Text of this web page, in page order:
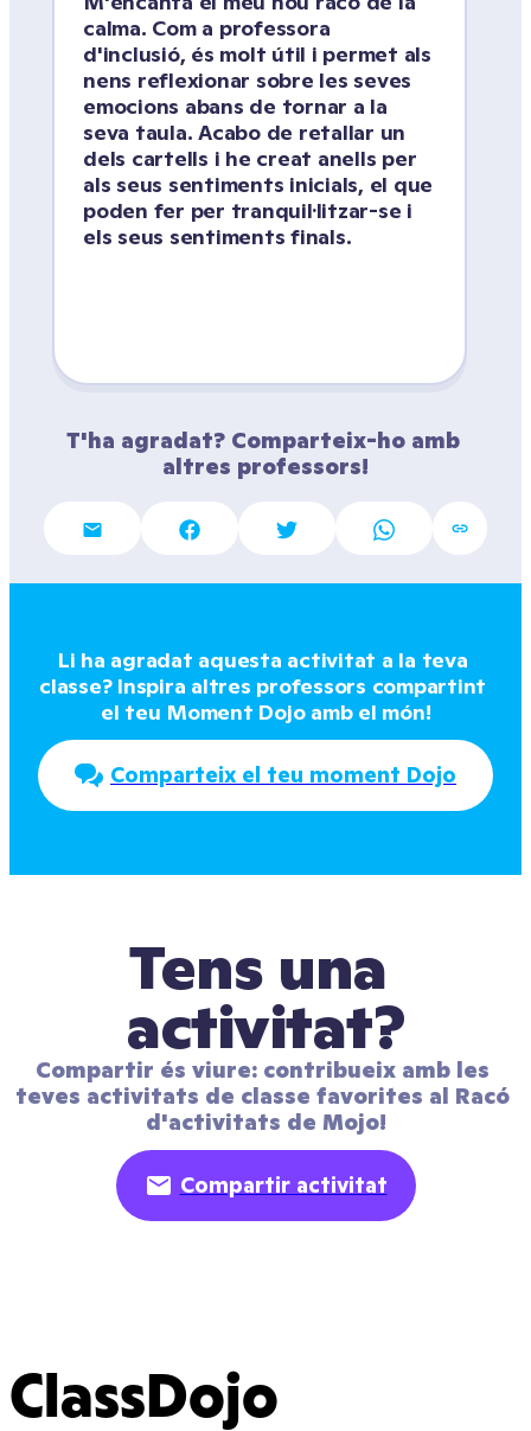
calma. Com a professora
d'inclusió, és molt útil i permet als
nens reflexionar sobre les seves
emocions abans de tornar a la
seva taula. Acabo de retallar un
dels cartells i he creat anells per
als seus sentiments inicials, el que
poden fer per tranquil·litzar-se i
els seus sentiments finals.
T'ha agradat? Comparteix-ho amb
altres professors!
Li ha agradat aquesta activitat a la teva
classe? Inspira altres professors compartint
el teu Moment Dojo amb el món!
Comparteix el teu moment Dojo
Tens una
activitat?
Compartir és viure: contribueix amb les
teves activitats de classe favorites al Racó
d'activitats de Mojo!
Compartir activitat
ClassDojo